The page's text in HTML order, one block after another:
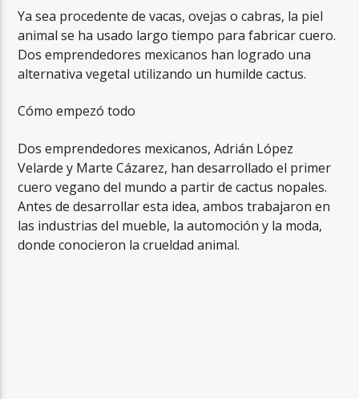
Ya sea procedente de vacas, ovejas o cabras, la piel
animal se ha usado largo tiempo para fabricar cuero.
Dos emprendedores mexicanos han logrado una
alternativa vegetal utilizando un humilde cactus.
Cómo empezó todo
Dos emprendedores mexicanos, Adrián López
Velarde y Marte Cázarez, han desarrollado el primer
cuero vegano del mundo a partir de cactus nopales.
Antes de desarrollar esta idea, ambos trabajaron en
las industrias del mueble, la automoción y la moda,
donde conocieron la crueldad animal.